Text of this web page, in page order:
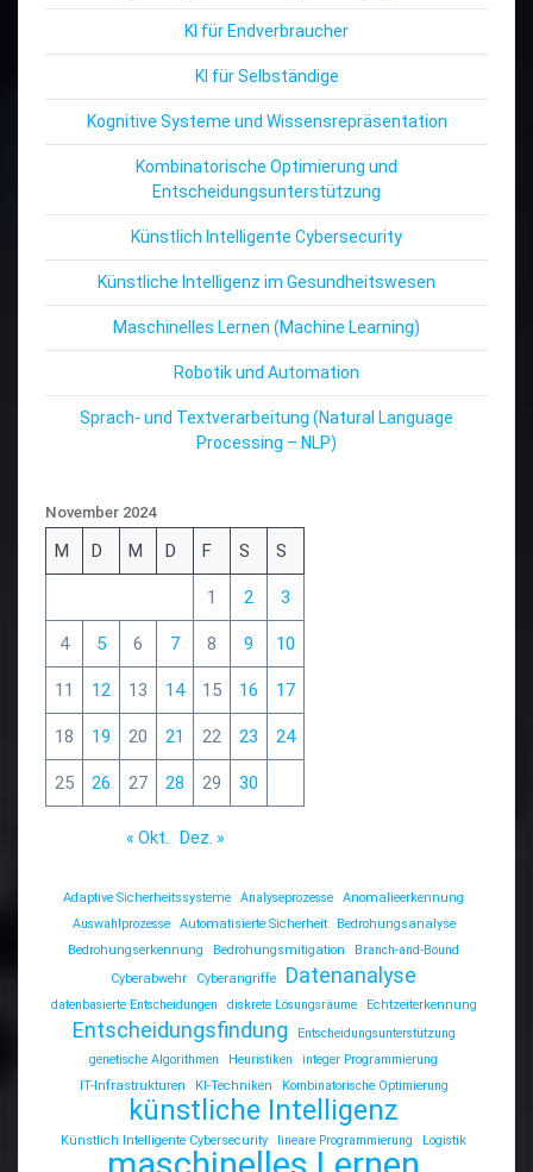
KI für Endverbraucher
KI für Selbständige
Kognitive Systeme und Wissensrepräsentation
Kombinatorische Optimierung und
Entscheidungsunterstützung
Künstlich Intelligente Cybersecurity
Künstliche Intelligenz im Gesundheitswesen
Maschinelles Lernen (Machine Learning)
Robotik und Automation
Sprach- und Textverarbeitung (Natural Language
Processing – NLP)
November 2024
M D M D F S S
1 2 3
4 5 6 7 8 9 10
11 12 13 14 15 16 17
18 19 20 21 22 23 24
25 26 27 28 29 30
« Okt. Dez. »
Adaptive Sicherheitssysteme Analyseprozesse
Anomalieerkennung
Auswahlprozesse
Automatisierte Sicherheit
Bedrohungsanalyse
Bedrohungserkennung
Bedrohungsmitigation
Branch-and-Bound
Cyberabwehr
Cyberangriffe Datenanalyse
datenbasierte Entscheidungen diskrete Lösungsräume Echtzeiterkennung
Entscheidungsfindung
Entscheidungsunterstützung
genetische Algorithmen
Heuristiken
integer Programmierung
IT-Infrastrukturen
KI-Techniken Kombinatorische Optimierung
künstliche Intelligenz
Künstlich Intelligente Cybersecurity lineare Programmierung Logistik